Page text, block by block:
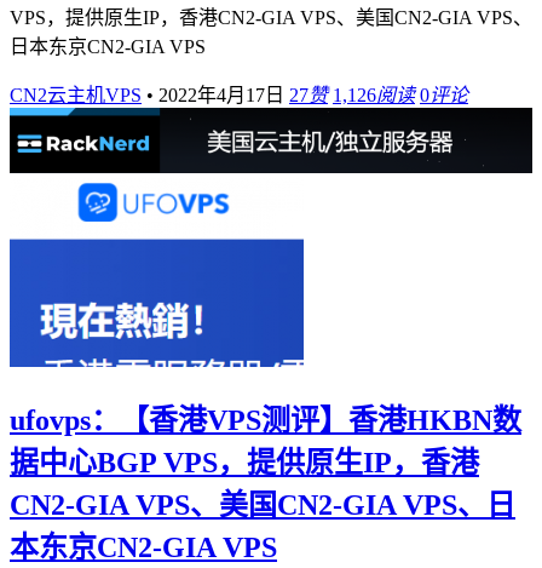
VPS，提供原生IP，香港CN2-GIA VPS、美国CN2-GIA VPS、
日本东京CN2-GIA VPS
CN2云主机VPS • 2022年4月17日 27赞 1,126阅读 0评论
ufovps：【香港VPS测评】香港HKBN数
据中心BGP VPS，提供原生IP，香港
CN2-GIA VPS、美国CN2-GIA VPS、日
本东京CN2-GIA VPS